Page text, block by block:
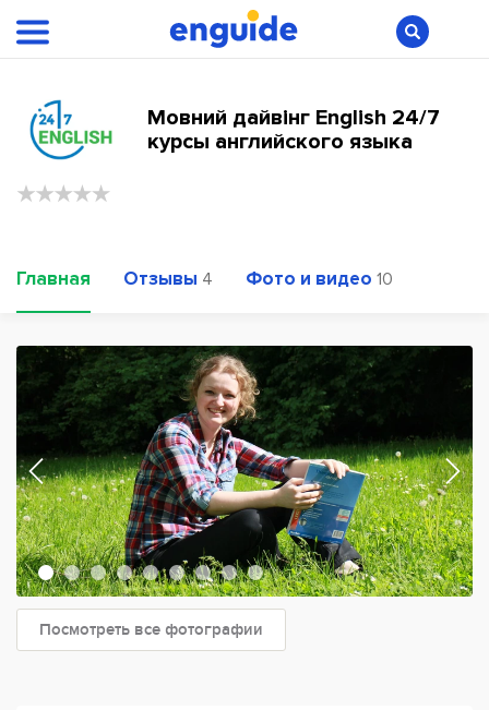
Мовний дайвінг English 24/7
курсы английского языка
Главная Отзывы 4 Фото и видео 10
Посмотреть все фотографии